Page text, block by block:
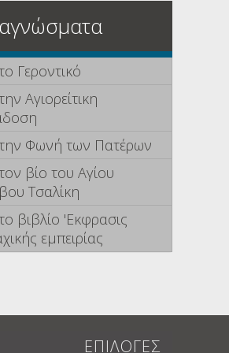
Γεροντικό
Αγιορείτικη
Φωνή των Πατέρων
βίο του Αγίου
Τσαλίκη
βιβλίο 'Εκφρασις
εμπειρίας
ΕΠΙΛΟΓΕΣ